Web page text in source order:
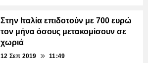
Στην Ιταλία επιδοτούν με 700 ευρώ
τον μήνα όσους μετακομίσουν σε
χωριά
12 Σεπ 2019 11:49